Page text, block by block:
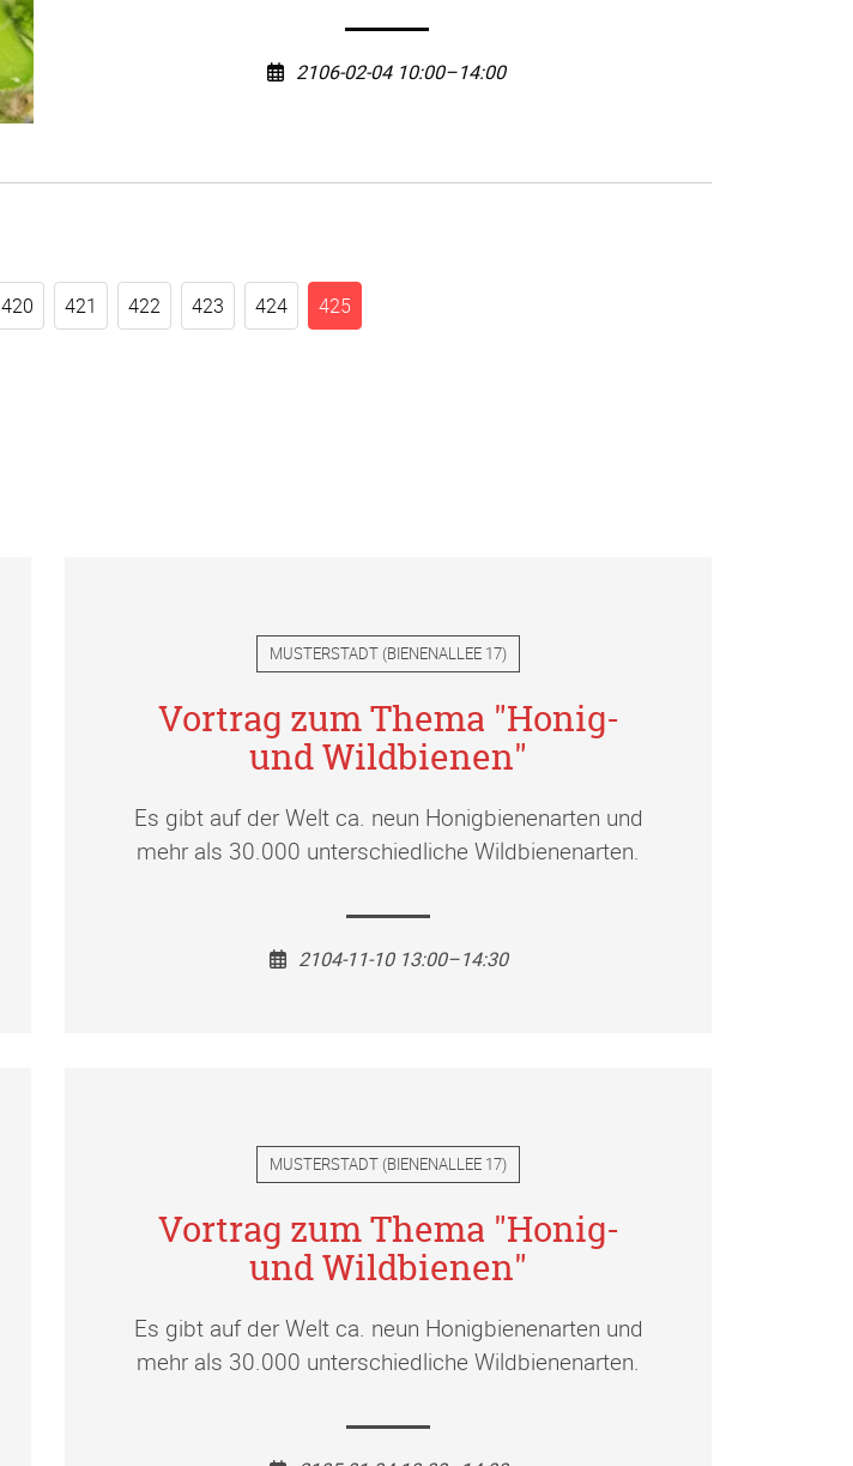
2106-02-04 10:00–14:00
420 421 422 423 424 425
MUSTERSTADT (BIENENALLEE 17)
Vortrag zum Thema "Honig-
und Wildbienen"
Es gibt auf der Welt ca. neun Honigbienenarten und
mehr als 30.000 unterschiedliche Wildbienenarten.
2104-11-10 13:00–14:30
MUSTERSTADT (BIENENALLEE 17)
Vortrag zum Thema "Honig-
und Wildbienen"
Es gibt auf der Welt ca. neun Honigbienenarten und
mehr als 30.000 unterschiedliche Wildbienenarten.